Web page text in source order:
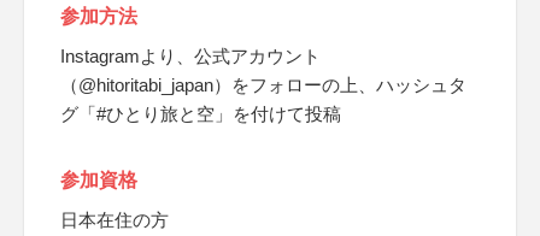
参加方法
Instagramより、公式アカウント
（@hitoritabi_japan）をフォローの上、ハッシュタ
グ「#ひとり旅と空」を付けて投稿
参加資格
日本在住の方